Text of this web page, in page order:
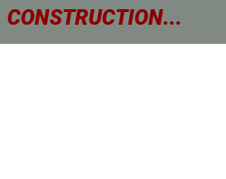
CONSTRUCTION...